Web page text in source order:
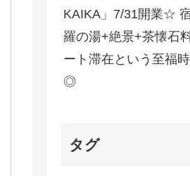
KAIKA」7/31開業☆
羅の湯+絶景+茶懐石
ート滞在という至福
◎
タグ